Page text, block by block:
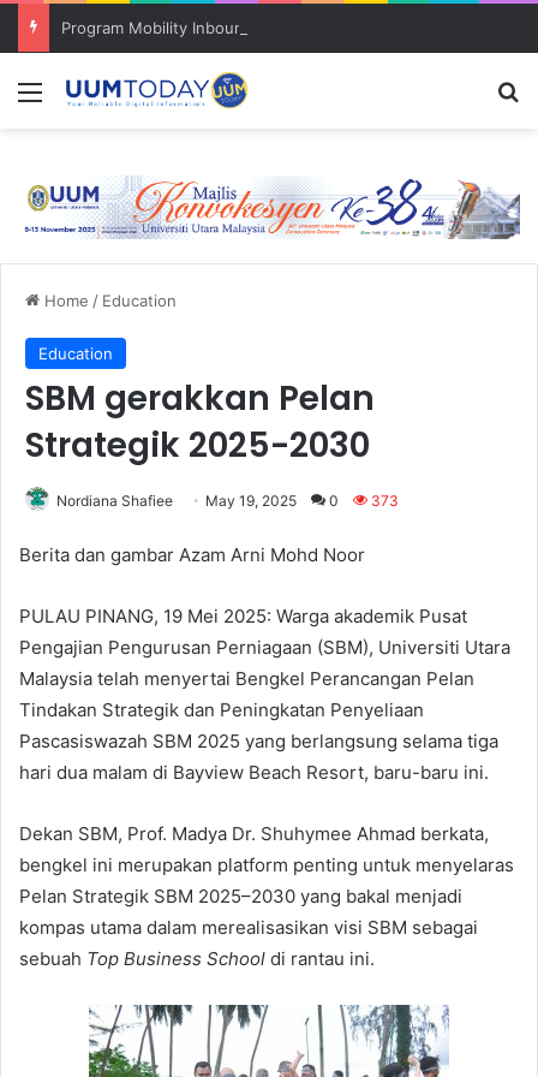
Menu
Home / Education
Education
SBM gerakkan Pelan
Strategik 2025-2030
Nordiana Shafiee May 19, 2025 0 373
Berita dan gambar Azam Arni Mohd Noor
PULAU PINANG, 19 Mei 2025: Warga akademik Pusat
Pengajian Pengurusan Perniagaan (SBM), Universiti Utara
Malaysia telah menyertai Bengkel Perancangan Pelan
Tindakan Strategik dan Peningkatan Penyeliaan
Pascasiswazah SBM 2025 yang berlangsung selama tiga
hari dua malam di Bayview Beach Resort, baru-baru ini.
Dekan SBM, Prof. Madya Dr. Shuhymee Ahmad berkata,
bengkel ini merupakan platform penting untuk menyelaras
Pelan Strategik SBM 2025–2030 yang bakal menjadi
kompas utama dalam merealisasikan visi SBM sebagai
sebuah Top Business School di rantau ini.